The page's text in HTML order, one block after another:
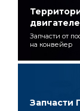
двигателе
Запчасти от
на конвейер
Запчасти